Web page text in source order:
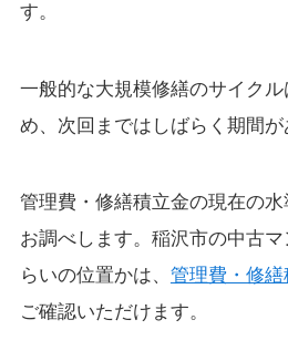
す。
一般的な大規模修繕のサイク
め、次回まではしばらく期間が
管理費・修繕積立金の現在の
お調べします。稲沢市の中古マ
らいの位置かは、 管理費・修
ご確認いただけます。